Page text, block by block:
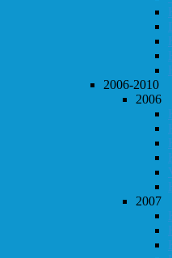
2006-2010
2006
2007